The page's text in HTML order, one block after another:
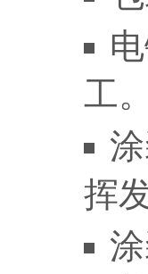
工。
挥